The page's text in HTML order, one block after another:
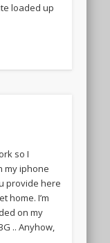
loaded up
so I
my iphone
provide here
home. I’m
on my
.. Anyhow,